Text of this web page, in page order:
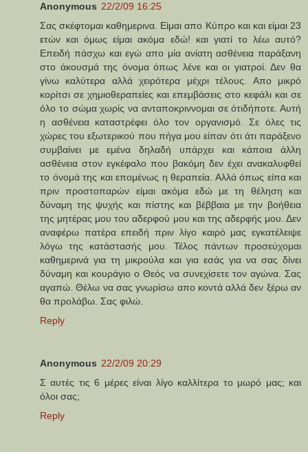
Anonymous 22/2/09 16:25
Σας σκέφτομαι καθημερινα. Είμαι απο Κύπρο και και είμαι 23
ετών και όμως είμαι ακόμα εδώ! και γιατί το λέω αυτό?
Επειδή πάσχω και εγώ απο μία ανίατη ασθένεια παράξανη
στο άκουσμά της όνομα όπως λένε και οι γιατροί. Δεν θα
γίνω καλύτερα αλλά χειρότερα μέχρι τέλους. Απο μικρό
κορίτσι σε χημιοθεραπείες και επεμβάσεις στο κεφάλι και σε
όλο το σώμα χωρίς να ανταποκριννομαι σε ότιδήποτε. Αυτή
η ασθένεια καταστρέφει όλο τον οργανισμό. Σε όλες τις
χώρες του εξωτερικού που πήγα μου είπαν ότι άτι παράξενο
συμβαίνει με εμένα δηλαδή υπάρχει και κάποια άλλη
ασθένεια στον εγκέφαλο που βακόμη δεν έχει ανακαλυφθεί
το όνομά της και επομένως η θεραπεία. Αλλά όπως είπα και
πριν προστοπαρών είμαι ακόμα εδώ με τη θέληση και
δύναμη της ψυχής και πίστης και βέββαια με την βοήθεια
της μητέρας μου του αδερφού μου και της αδερφής μου. Δεν
αναφέρω πατέρα επειδή πριν λίγο καιρό μας εγκατέλειψε
λόγω της κατάστασής μου. Τέλος πάντων προσεύχομαι
καθημερινά για τη μικρούλα και για εσάς για να σας δίνει
δύναμη και κουράγιο ο Θεός να συνεχίσετε τον αγώνα. Σας
αγαπώ. Θέλω να σας γνωρίσω απο κοντά αλλά δεν ξέρω αν
θα προλάβω. Σας φιλώ.
Reply
Anonymous 22/2/09 20:29
Σ αυτές τις 6 μέρες είναι λίγο καλλίτερα το μωρό μας; και
όλοι σας;
Reply